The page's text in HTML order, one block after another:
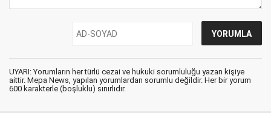
UYARI: Yorumların her türlü cezai ve hukuki sorumluluğu yazan kişiye
aittir. Mepa News, yapılan yorumlardan sorumlu değildir. Her bir yorum
600 karakterle (boşluklu) sınırlıdır.